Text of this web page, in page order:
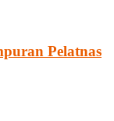
Pelatnas